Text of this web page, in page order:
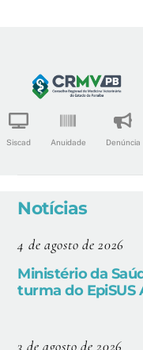
content
Siscad Anuidade Denúncia
Notícias
4 de agosto de 2026
Ministério da
turma do EpiSUS
3 de agosto de 2026